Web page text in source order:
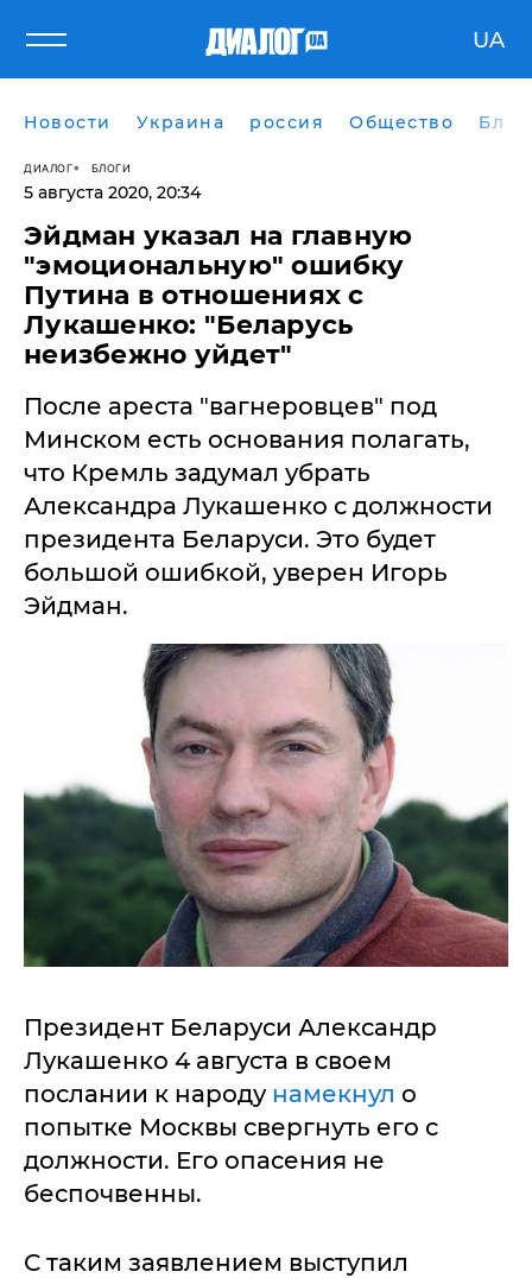
UA
Новости Украина россия Общество
ДИАЛОГ БЛОГИ
5 августа 2020, 20:34
​Эйдман указал на главную
"эмоциональную" ошибку
Путина в отношениях с
Лукашенко: "Беларусь
неизбежно уйдет"
После ареста "вагнеровцев" под
Минском есть основания полагать,
что Кремль задумал убрать
Александра Лукашенко с должности
президента Беларуси. Это будет
большой ошибкой, уверен Игорь
Эйдман.
Президент Беларуси Александр
Лукашенко 4 августа в своем
послании к народу намекнул о
попытке Москвы свергнуть его с
должности. Его опасения не
беспочвенны.
С таким заявлением выступил